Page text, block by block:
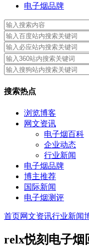
电子烟品牌
搜索热点
浏览博客
网文资讯
电子烟百科
企业动态
行业新闻
电子烟品牌
博主推荐
国际新闻
电子烟测评
首页网文资讯行业新闻
relx悦刻电子烟